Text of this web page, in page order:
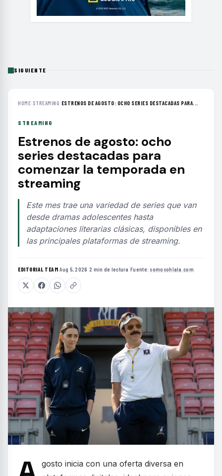
SIGUIENTE
HOME› STREAMING› ESTRENOS DE AGOSTO: OCHO SERIES DESTACADAS PARA...
STREAMING
Estrenos de agosto: ocho
series destacadas para
comenzar la temporada en
streaming
Este mes trae una variedad de series que van
desde dramas adolescentes hasta
adaptaciones literarias clásicas, disponibles en
las principales plataformas de streaming.
EDITORIAL TEAM·Aug 5, 2026 ·2 min de lectura ·Fuente: somosohlala.com
gosto inicia con una oferta diversa en